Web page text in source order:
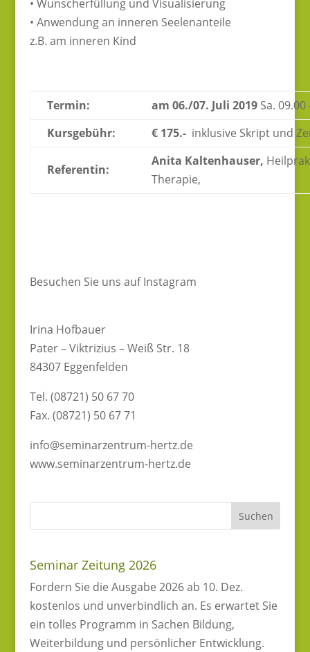
• Wunscherfüllung und Visualisierung
• Anwendung an inneren Seelenanteile
z.B. am inneren Kind
Termin: am 06./07. Juli 2019 Sa.
Kursgebühr:
€ 175.- inklusive Skript und
Referentin:
Anita Kaltenhauser,
Therapie,
Besuchen Sie uns auf Instagram
Irina Hofbauer
Pater – Viktrizius – Weiß Str. 18
84307 Eggenfelden
Tel. (08721) 50 67 70
Fax. (08721) 50 67 71
info@seminarzentrum-hertz.de
www.seminarzentrum-hertz.de
Seminar Zeitung 2026
Fordern Sie die Ausgabe 2026 ab 10. Dez.
kostenlos und unverbindlich an. Es erwartet Sie
ein tolles Programm in Sachen Bildung,
Weiterbildung und persönlicher Entwicklung.